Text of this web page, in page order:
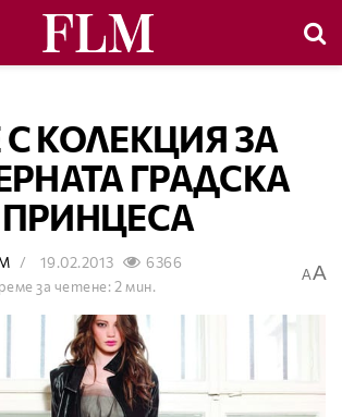
С КОЛЕКЦИЯ ЗА
ГРАДСКА
ПРИНЦЕСА
19.02.2013
6366
за четене: 2 мин.
AA